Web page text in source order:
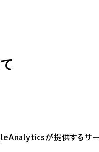
が提供するサ